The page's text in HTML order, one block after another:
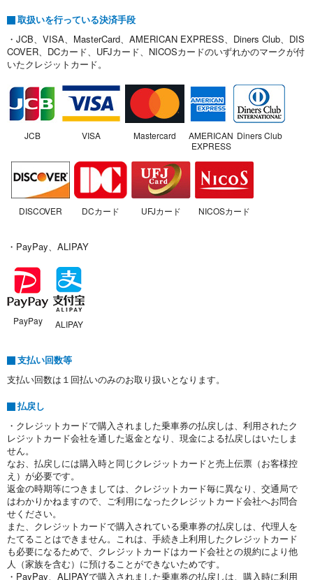
取扱いを行っている決済手段
・JCB、VISA、MasterCard、AMERICAN EXPRESS、Diners Club、DIS
COVER、DCカード、UFJカード、NICOSカードのいずれかのマークが付
いたクレジットカード。
JCB VISA Mastercard
AMERICAN
EXPRESS
Diners Club
DISCOVER DCカード UFJカード NICOSカード
・PayPay、ALIPAY
PayPay ALIPAY
支払い回数等
支払い回数は１回払いのみのお取り扱いとなります。
払戻し
・クレジットカードで購入されました乗車券の払戻しは、利用されたク
レジットカード会社を通した返金となり、現金による払戻しはいたしま
せん。
なお、払戻しには購入時と同じクレジットカードと売上伝票（お客様控
え）が必要です。
返金の時期等につきましては、クレジットカード毎に異なり、交通局で
はわかりかねますので、ご利用になったクレジットカード会社へお問合
せください。
また、クレジットカードで購入されている乗車券の払戻しは、代理人を
たてることはできません。これは、手続き上利用したクレジットカード
も必要になるためで、クレジットカードはカード会社との規約により他
人（家族を含む）に預けることができないためです。
・PayPay、ALIPAYで購入されました乗車券の払戻しは、購入時に利用